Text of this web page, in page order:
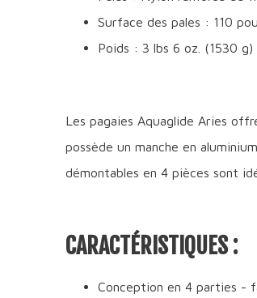
Surface des pales : 110
Poids : 3 lbs 6 oz. (1530 g)
Les pagaies Aquaglide Aries
possède un manche en
démontables en 4 pièces sont
CARACTÉRISTIQUES :
Conception en 4 parties -